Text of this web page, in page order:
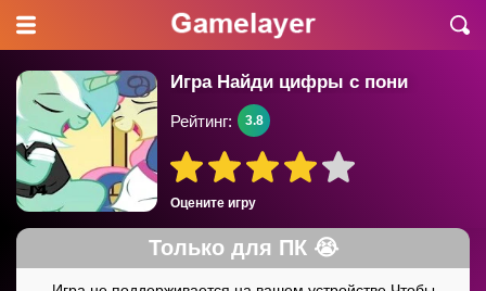
Игра Найди цифры с пони
Оцените игру
Рейтинг: 3.8